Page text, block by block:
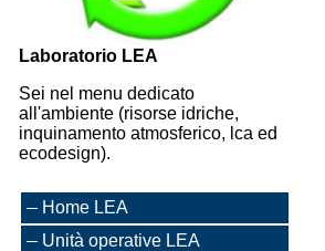
Laboratorio LEA
Sei nel menu dedicato
all'ambiente (risorse idriche,
inquinamento atmosferico, lca ed
ecodesign).
Home LEA
Unità operative LEA